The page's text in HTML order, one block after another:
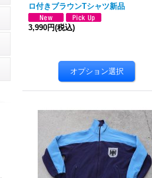
ロ付きブラウンTシャツ新品
3,990円(税込)